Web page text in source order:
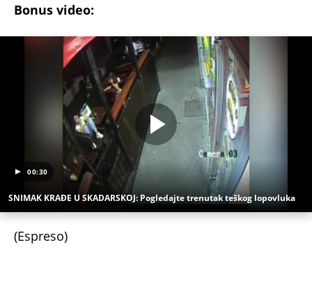
Bonus video:
00:30
SNIMAK KRAĐE U SKADARSKOJ: Pogledajte trenutak teškog lopovluka
(Espreso)